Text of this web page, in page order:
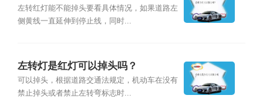
左转红灯能不能掉头要看具体情况，如果道路左
侧黄线一直延伸到停止线，同时...
左转灯是红灯可以掉头吗？
可以掉头，根据道路交通法规定，机动车在没有
禁止掉头或者禁止左转弯标志时...